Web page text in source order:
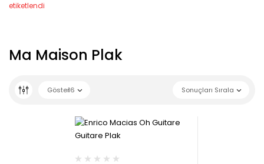
etiketlendi
Ma Maison Plak
Sonuçları Sırala
Göster16